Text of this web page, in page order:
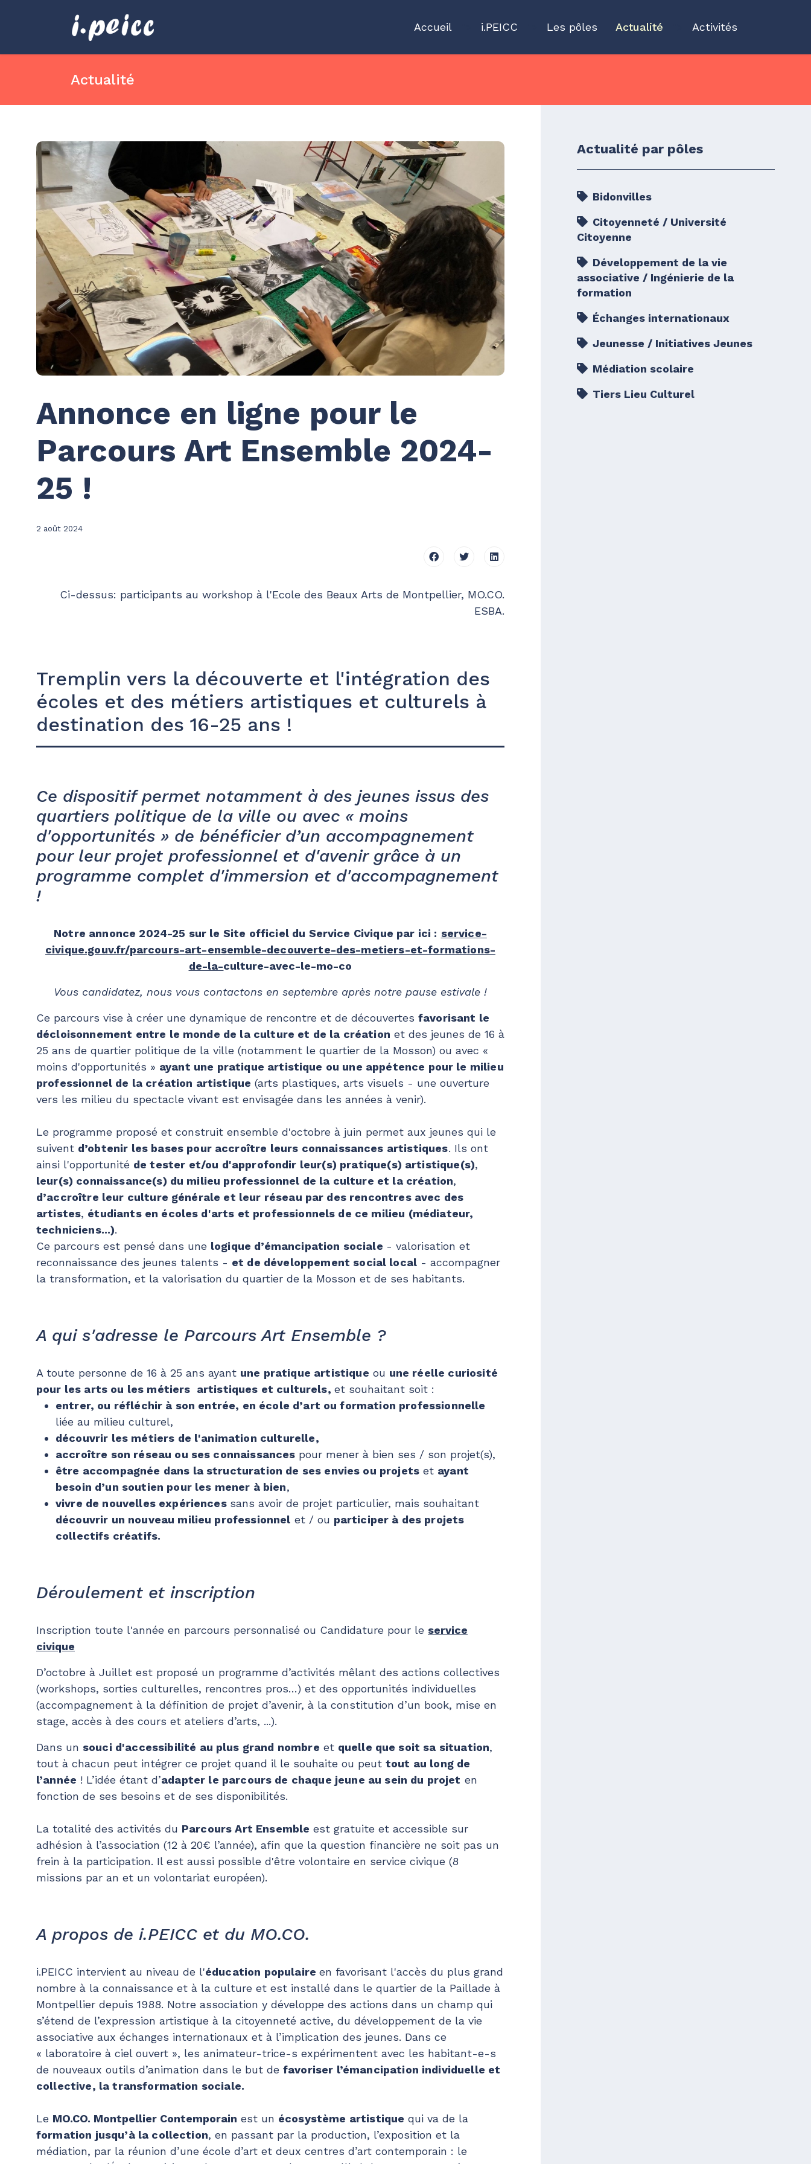
Accueil i.PEICC Les pôles Actualité Activités
Actualité
Annonce en ligne pour le
Parcours Art Ensemble 2024-
25 !
2 août 2024
Ci-dessus: participants au workshop à l'Ecole des Beaux Arts de Montpellier, MO.CO.
ESBA.
Tremplin vers la découverte et l'intégration des
écoles et des métiers artistiques et culturels à
destination des 16-25 ans !
Ce dispositif permet notamment à des jeunes issus des
quartiers politique de la ville ou avec « moins
d'opportunités » de bénéficier d’un accompagnement
pour leur projet professionnel et d'avenir grâce à un
programme complet d'immersion et d'accompagnement
!
Notre annonce 2024-25 sur le Site officiel du Service Civique par ici : service-
civique.gouv.fr/parcours-art-ensemble-decouverte-des-metiers-et-formations-
de-la-culture-avec-le-mo-co
Vous candidatez, nous vous contactons en septembre après notre pause estivale !
Ce parcours vise à créer une dynamique de rencontre et de découvertes favorisant le
décloisonnement entre le monde de la culture et de la création et des jeunes de 16 à
25 ans de quartier politique de la ville (notamment le quartier de la Mosson) ou avec «
moins d'opportunités » ayant une pratique artistique ou une appétence pour le milieu
professionnel de la création artistique (arts plastiques, arts visuels - une ouverture
vers les milieu du spectacle vivant est envisagée dans les années à venir).
Le programme proposé et construit ensemble d'octobre à juin permet aux jeunes qui le
suivent d’obtenir les bases pour accroître leurs connaissances artistiques. Ils ont
ainsi l'opportunité de tester et/ou d'approfondir leur(s) pratique(s) artistique(s),
leur(s) connaissance(s) du milieu professionnel de la culture et la création,
d’accroître leur culture générale et leur réseau par des rencontres avec des
artistes, étudiants en écoles d'arts et professionnels de ce milieu (médiateur,
techniciens...).
Ce parcours est pensé dans une logique d’émancipation sociale - valorisation et
reconnaissance des jeunes talents - et de développement social local - accompagner
la transformation, et la valorisation du quartier de la Mosson et de ses habitants.
A qui s'adresse le Parcours Art Ensemble ?
A toute personne de 16 à 25 ans ayant une pratique artistique ou une réelle curiosité
pour les arts ou les métiers artistiques et culturels, et souhaitant soit :
entrer, ou réfléchir à son entrée, en école d’art ou formation professionnelle
liée au milieu culturel,
découvrir les métiers de l'animation culturelle,
accroître son réseau ou ses connaissances pour mener à bien ses / son projet(s),
être accompagnée dans la structuration de ses envies ou projets et ayant
besoin d’un soutien pour les mener à bien,
vivre de nouvelles expériences sans avoir de projet particulier, mais souhaitant
découvrir un nouveau milieu professionnel et / ou participer à des projets
collectifs créatifs.
Déroulement et inscription
Inscription toute l'année en parcours personnalisé ou Candidature pour le service
civique
D’octobre à Juillet est proposé un programme d’activités mêlant des actions collectives
(workshops, sorties culturelles, rencontres pros…) et des opportunités individuelles
(accompagnement à la définition de projet d’avenir, à la constitution d’un book, mise en
stage, accès à des cours et ateliers d’arts, ...).
Dans un souci d'accessibilité au plus grand nombre et quelle que soit sa situation,
tout à chacun peut intégrer ce projet quand il le souhaite ou peut tout au long de
l’année ! L’idée étant d’adapter le parcours de chaque jeune au sein du projet en
fonction de ses besoins et de ses disponibilités.
La totalité des activités du Parcours Art Ensemble est gratuite et accessible sur
adhésion à l’association (12 à 20€ l’année), afin que la question financière ne soit pas un
frein à la participation. Il est aussi possible d'être volontaire en service civique (8
missions par an et un volontariat européen).
A propos de i.PEICC et du MO.CO.
i.PEICC intervient au niveau de l'éducation populaireen favorisant l'accès du plus grand
nombre à la connaissance et à la culture et est installé dans le quartier de la Paillade à
Montpellier depuis 1988. Notre association y développe des actions dans un champ qui
s’étend de l’expression artistique à la citoyenneté active, du développement de la vie
associative aux échanges internationaux et à l’implication des jeunes. Dans ce
« laboratoire à ciel ouvert », les animateur-trice-s expérimentent avec les habitant-e-s
de nouveaux outils d’animation dans le but de favoriser l’émancipation individuelle et
collective, la transformation sociale.
Le MO.CO. Montpellier Contemporain est un écosystème artistique qui va de la
formation jusqu’à la collection, en passant par la production, l’exposition et la
médiation, par la réunion d’une école d’art et deux centres d’art contemporain : le
Actualité par pôles
Bidonvilles
Citoyenneté / Université
Citoyenne
Développement de la vie
associative / Ingénierie de la
formation
Échanges internationaux
Jeunesse / Initiatives Jeunes
Médiation scolaire
Tiers Lieu Culturel